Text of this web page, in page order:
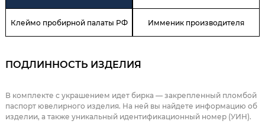
Клеймо пробирной палаты РФ Имменик производителя
ПОДЛИННОСТЬ ИЗДЕЛИЯ
В комплекте с украшением идет бирка — закрепленный пломбой
паспорт ювелирного изделия. На ней вы найдете информацию об
изделии, а также уникальный идентификационный номер (УИН).